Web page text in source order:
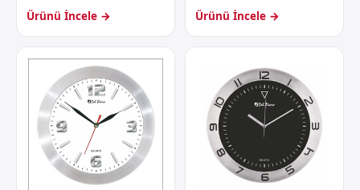
Ürünü İncele → Ürünü İncele →